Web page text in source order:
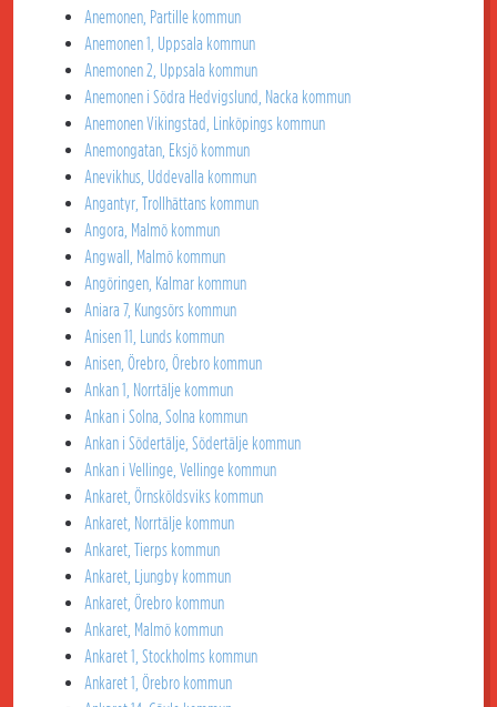
Anemonen, Partille kommun
Anemonen 1, Uppsala kommun
Anemonen 2, Uppsala kommun
Anemonen i Södra Hedvigslund, Nacka kommun
Anemonen Vikingstad, Linköpings kommun
Anemongatan, Eksjö kommun
Anevikhus, Uddevalla kommun
Angantyr, Trollhättans kommun
Angora, Malmö kommun
Angwall, Malmö kommun
Angöringen, Kalmar kommun
Aniara 7, Kungsörs kommun
Anisen 11, Lunds kommun
Anisen, Örebro, Örebro kommun
Ankan 1, Norrtälje kommun
Ankan i Solna, Solna kommun
Ankan i Södertälje, Södertälje kommun
Ankan i Vellinge, Vellinge kommun
Ankaret, Örnsköldsviks kommun
Ankaret, Norrtälje kommun
Ankaret, Tierps kommun
Ankaret, Ljungby kommun
Ankaret, Örebro kommun
Ankaret, Malmö kommun
Ankaret 1, Stockholms kommun
Ankaret 1, Örebro kommun